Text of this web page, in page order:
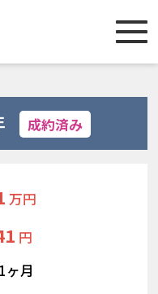
成約済み
万円
円
ヶ月